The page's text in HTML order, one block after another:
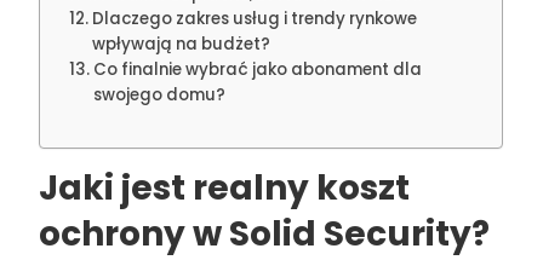
Dlaczego zakres usług i trendy rynkowe
wpływają na budżet?
Co finalnie wybrać jako abonament dla
swojego domu?
Jaki jest realny koszt
ochrony w Solid Security?